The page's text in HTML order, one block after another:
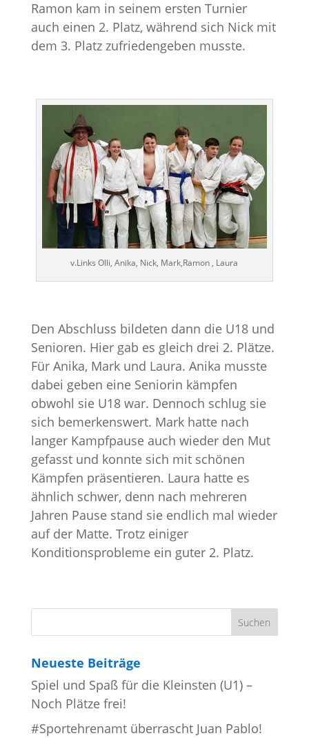
Ramon kam in seinem ersten Turnier
auch einen 2. Platz, während sich Nick mit
dem 3. Platz zufriedengeben musste.
v.Links Olli, Anika, Nick, Mark,Ramon , Laura
Den Abschluss bildeten dann die U18 und
Senioren. Hier gab es gleich drei 2. Plätze.
Für Anika, Mark und Laura. Anika musste
dabei geben eine Seniorin kämpfen
obwohl sie U18 war. Dennoch schlug sie
sich bemerkenswert. Mark hatte nach
langer Kampfpause auch wieder den Mut
gefasst und konnte sich mit schönen
Kämpfen präsentieren. Laura hatte es
ähnlich schwer, denn nach mehreren
Jahren Pause stand sie endlich mal wieder
auf der Matte. Trotz einiger
Konditionsprobleme ein guter 2. Platz.
Neueste Beiträge
Spiel und Spaß für die Kleinsten (U1) –
Noch Plätze frei!
#Sportehrenamt überrascht Juan Pablo!